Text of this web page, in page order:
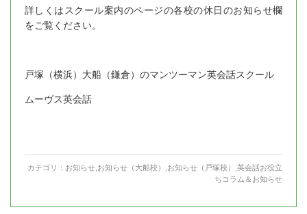
詳しくはスクール案内のページの各校の休日のお知らせ欄
をご覧ください。
戸塚（横浜）大船（鎌倉）のマンツーマン英会話スクール
ムーヴス英会話
カテゴリ： お知らせ お知らせ（大船校） お知らせ（戸塚校）
英会話お役立
ちコラム＆お知らせ